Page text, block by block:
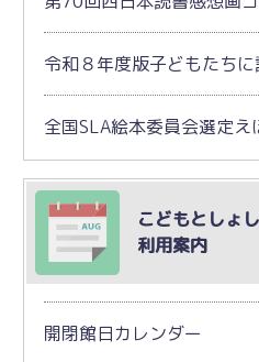
令和８年度版子どもたち
全国SLA絵本委員会選定え
こどもとしょ
利用案内
開閉館日カレンダー